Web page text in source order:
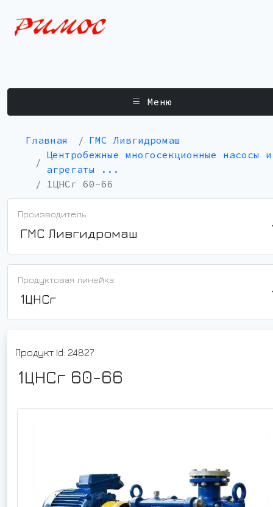
Меню
Главная
ГМС Ливгидромаш
Центробежные многосекционные насосы и
агрегаты ...
1ЦНСг 60-66
Производитель:
ГМС Ливгидромаш
Продуктовая линейка:
1ЦНСг
Продукт Id: 24827
1ЦНСг 60-66